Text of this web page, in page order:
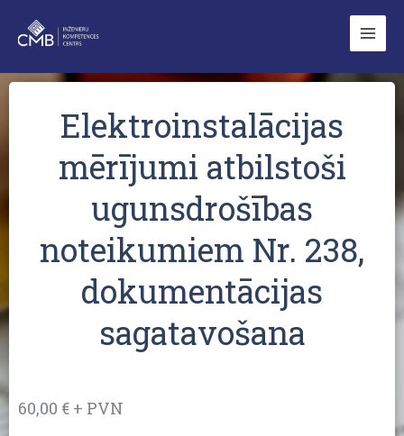
Elektroinstalācijas
mērījumi atbilstoši
ugunsdrošības
noteikumiem Nr. 238,
dokumentācijas
sagatavošana
60,00 € + PVN